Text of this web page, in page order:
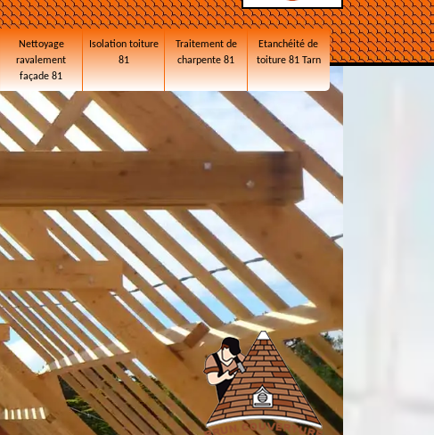
Nettoyage
ravalement
façade 81
Isolation toiture
81
Traitement de
charpente 81
Etanchéité de
toiture 81 Tarn